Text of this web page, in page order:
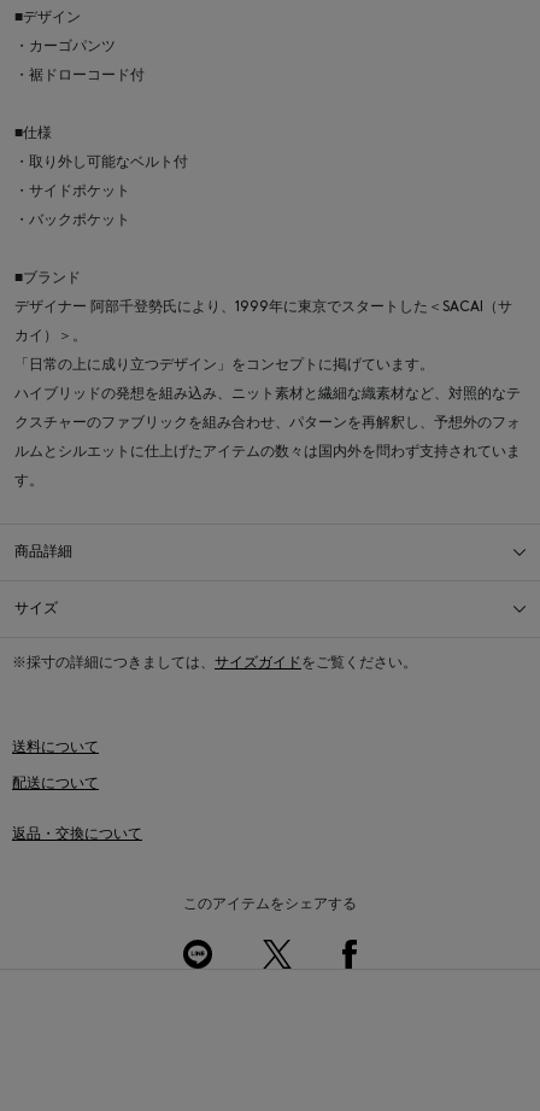
■デザイン
・カーゴパンツ
・裾ドローコード付
■仕様
・取り外し可能なベルト付
・サイドポケット
・バックポケット
■ブランド
デザイナー 阿部千登勢氏により、1999年に東京でスタートした＜SACAI（サ
カイ）＞。
「日常の上に成り立つデザイン」をコンセプトに掲げています。
ハイブリッドの発想を組み込み、ニット素材と繊細な織素材など、対照的なテ
クスチャーのファブリックを組み合わせ、パターンを再解釈し、予想外のフォ
ルムとシルエットに仕上げたアイテムの数々は国内外を問わず支持されていま
す。
商品詳細
サイズ
※採寸の詳細につきましては、 サイズガイドをご覧ください。
送料について
配送について
返品・交換について
このアイテムをシェアする